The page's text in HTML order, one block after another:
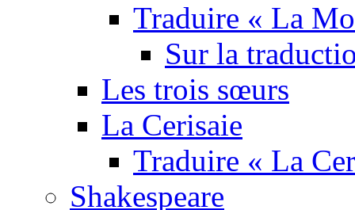
Traduire « La
Sur la
Les trois sœurs
La Cerisaie
Traduire « La
Shakespeare